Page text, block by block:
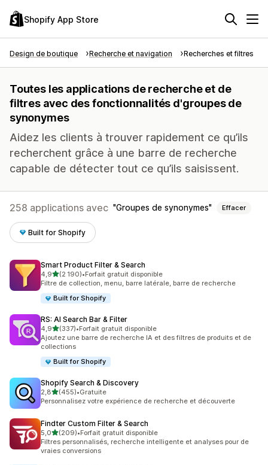
Shopify App Store
Design de boutique Recherche et navigation Recherches et filtres
Toutes les applications de recherche et de
filtres avec des fonctionnalités d'groupes de
synonymes
Aidez les clients à trouver rapidement ce qu’ils
recherchent grâce à une barre de recherche
capable de détecter tout ce qu’ils saisissent.
258 applications avec Groupes de synonymes Effacer
Built for Shopify
Smart Product Filter & Search
4,9étoile(s) sur 5
(2 190)
2190 avis au total
•Forfait gratuit disponible
Filtre de collection, menu, barre latérale, barre de recherche
Built for Shopify
RS: AI Search Bar & Filter
4,9étoile(s) sur 5
(337)
337 avis au total
•Forfait gratuit disponible
Ajoutez une barre de recherche IA et des filtres de produits et de
collections
Built for Shopify
Shopify Search & Discovery
2,8étoile(s) sur 5
(455)
455 avis au total
•Gratuite
Personnalisez votre expérience de recherche et découverte
Findter Custom Filter & Search
5,0étoile(s) sur 5
(209)
209 avis au total
•Forfait gratuit disponible
Filtres personnalisés, recherche intelligente et analyses pour de
vraies conversions